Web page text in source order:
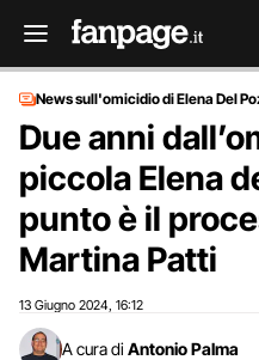
News sull'omicidio di Elena Del
Due anni
piccola Elena
punto è il
Martina Patti
13 Giugno 2024 16:12
A cura di Antonio Palma